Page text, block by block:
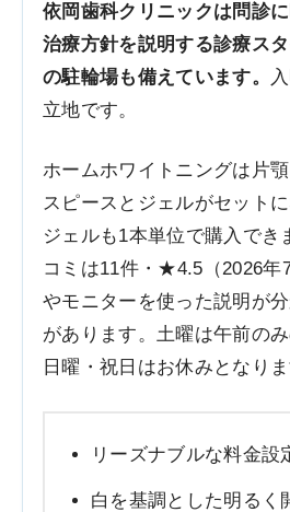
依岡歯科クリニックは問診
治療方針を説明する診療ス
の駐輪場も備えています。
立地です。
ホームホワイトニングは片
スピースとジェルがセット
ジェルも1本単位で購入でき
コミは11件・★4.5（2026年
やモニターを使った説明が
があります。土曜は午前の
日曜・祝日はお休みとなりま
リーズナブルな料金設
白を基調とした明るく